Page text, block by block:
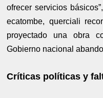
ofrecer servicios
ecatombe, querciali
proyectado una obra
Gobierno nacional
Críticas políticas y